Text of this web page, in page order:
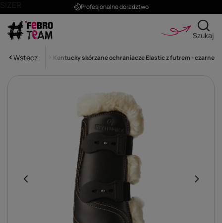
Profesjonalne doradztwo
Szukaj
Wstecz
przednie nogi Kentucky skórzane ochraniacze Elastic z futrem - czarne